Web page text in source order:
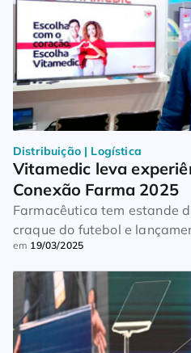
Distribuição | Logística
Vitamedic leva
Conexão Farma 2025
Farmacêutica tem estande
craque do futebol e
em 19/03/2025